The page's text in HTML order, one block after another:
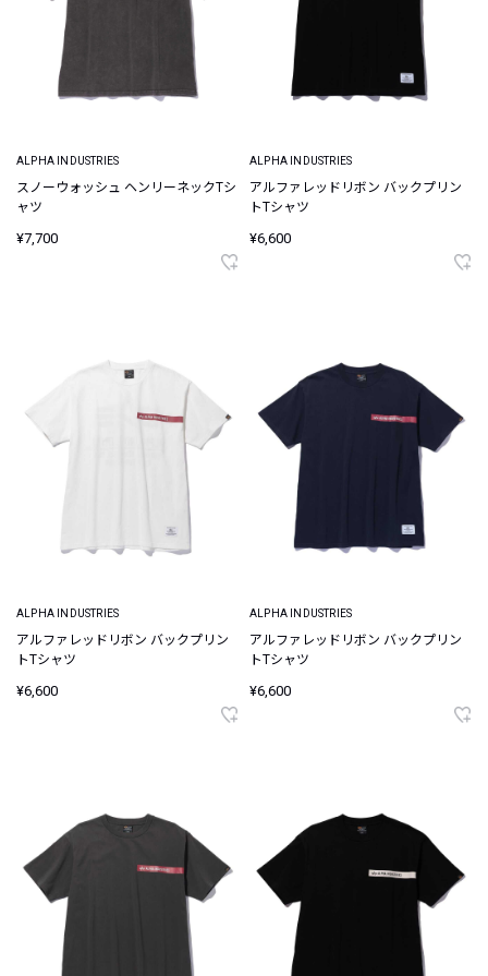
ALPHA INDUSTRIES
スノーウォッシュ ヘンリーネックTシ
ャツ
¥7,700
ALPHA INDUSTRIES
アルファレッドリボン バックプリン
トTシャツ
¥6,600
ALPHA INDUSTRIES
アルファレッドリボン バックプリン
トTシャツ
¥6,600
ALPHA INDUSTRIES
アルファレッドリボン バックプリン
トTシャツ
¥6,600